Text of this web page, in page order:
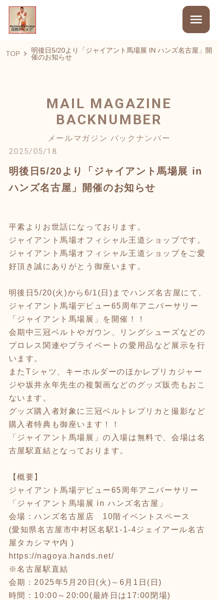
TOP
明後日5/20より「ジャイアント馬場展 IN ハンズ名古屋」開
催のお知らせ
MAIL MAGAZINE
BACKNUMBER
メールマガジン バックナンバー
2025/05/18
明後日5/20より「ジャイアント馬場展 in
ハンズ名古屋」開催のお知らせ
平素よりお世話になっております。
ジャイアント馬場オフィシャル王道ショップです。
ジャイアント馬場オフィシャル王道ショップをご愛
好頂き誠にありがとう御座います。
明後日5/20(火)から6/1(日)までハンズ名古屋にて、
ジャイアント馬場デビュー65周年アニバーサリー
「ジャイアント馬場展」を開催！！
会期中三冠ベルトやガウン、リングシューズなどの
プロレス関連やプライベートの愛用品など展示を行
います。
またTシャツ、キーホルダーのほかレプリカジャー
ジや坂井永年先生の複製画などのグッズ販売もおこ
ないます。
グッズ購入者対象に三冠ベルトレプリカと撮影など
購入者特典も御座います！！
「ジャイアント馬場展」の入場は無料で、会場は名
古屋駅直結となっております。
【概要】
ジャイアント馬場デビュー65周年アニバーサリー
「ジャイアント馬場展 in ハンズ名古屋」
会場：ハンズ名古屋店 10階イベントスペース
(愛知県名古屋市中村区名駅1-1-4ジェイアール名古
屋タカシマヤ内 )
https://nagoya.hands.net/
※名古屋駅直結
会期：2025年5月20日(火)～6月1日(日)
時間：10:00～20:00(最終日は17:00閉場)